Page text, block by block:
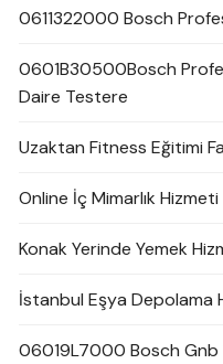
0611322000 Bosch
0601B30500Bosch
Daire Testere
Uzaktan Fitness Eğitimi
Online İç Mimarlık Hizmeti
Konak Yerinde Yemek
İstanbul Eşya Depolama
06019L7000 Bosch Gnb